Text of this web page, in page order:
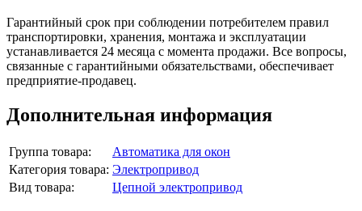
Гарантийный срок при соблюдении потребителем правил
транспортировки, хранения, монтажа и эксплуатации
устанавливается 24 месяца с момента продажи. Все вопросы,
связанные с гарантийными обязательствами, обеспечивает
предприятие-продавец.
Дополнительная информация
Группа товара:
Автоматика для окон
Категория товара: Электропривод
Вид товара:
Цепной электропривод